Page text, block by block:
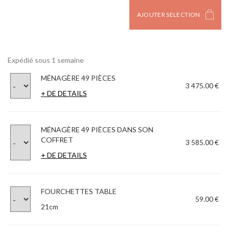
AJOUTER SELECTION
Expédié sous 1 semaine
MÉNAGÈRE 49 PIÈCES
+ DE DETAILS
3 475.00 €
MÉNAGÈRE 49 PIÈCES DANS SON
COFFRET
+ DE DETAILS
3 585.00 €
FOURCHETTES TABLE
21cm
59.00 €